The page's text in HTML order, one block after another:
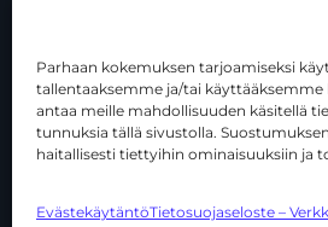
Parhaan kokemuksen tarjoamiseksi
tallentaaksemme ja/tai
antaa meille mahdollisuuden käsitellä
tunnuksia tällä sivustolla.
haitallisesti tiettyihin ominaisuuksiin ja
EvästekäytäntöTietosuojaseloste –
© 2026 Toolcat Oy · Y-tunnus